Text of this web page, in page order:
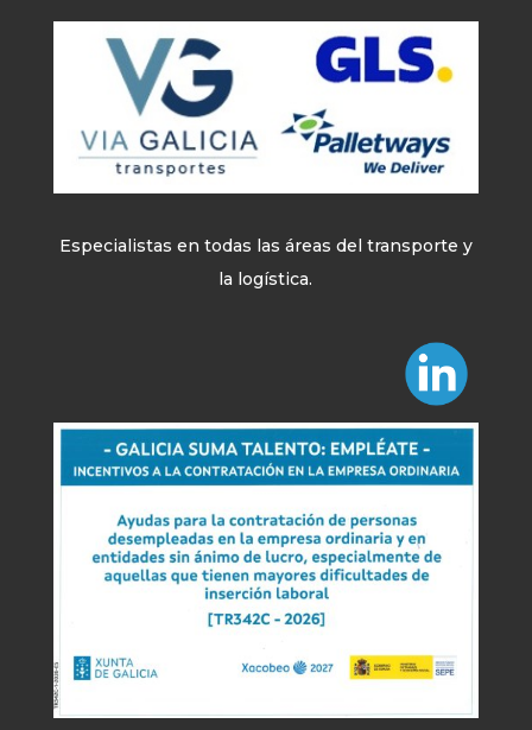
Especialistas en todas las áreas del transporte y
la logística.